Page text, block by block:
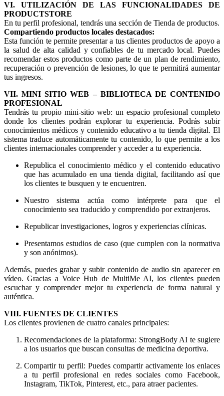
VI. UTILIZACIÓN DE LAS FUNCIONALIDADES DE
PRODUCTSTORE
En tu perfil profesional, tendrás una sección de Tienda de productos.
Compartiendo productos locales destacados:
Esta función te permite presentar a tus clientes productos de apoyo a
la salud de alta calidad y confiables de tu mercado local. Puedes
recomendar estos productos como parte de un plan de rendimiento,
recuperación o prevención de lesiones, lo que te permitirá aumentar
tus ingresos.
VII. MINI SITIO WEB – BIBLIOTECA DE CONTENIDO
PROFESIONAL
Tendrás tu propio mini-sitio web: un espacio profesional completo
donde los clientes podrán explorar tu experiencia. Podrás subir
conocimientos médicos y contenido educativo a tu tienda digital. El
sistema traduce automáticamente tu contenido, lo que permite a los
clientes internacionales comprender y acceder a tu experiencia.
Republica el conocimiento médico y el contenido educativo
que has acumulado en una tienda digital, facilitando así que
los clientes te busquen y te encuentren.
Nuestro sistema actúa como intérprete para que el
conocimiento sea traducido y comprendido por extranjeros.
Republicar investigaciones, logros y experiencias clínicas.
Presentamos estudios de caso (que cumplen con la normativa
y son anónimos).
Además, puedes grabar y subir contenido de audio sin aparecer en
vídeo. Gracias a Voice Hub de MultiMe AI, los clientes pueden
escuchar y comprender mejor tu experiencia de forma natural y
auténtica.
VIII. FUENTES DE CLIENTES
Los clientes provienen de cuatro canales principales:
Recomendaciones de la plataforma: StrongBody AI te sugiere
a los usuarios que buscan consultas de medicina deportiva.
Compartir tu perfil: Puedes compartir activamente los enlaces
a tu perfil profesional en redes sociales como Facebook,
Instagram, TikTok, Pinterest, etc., para atraer pacientes.